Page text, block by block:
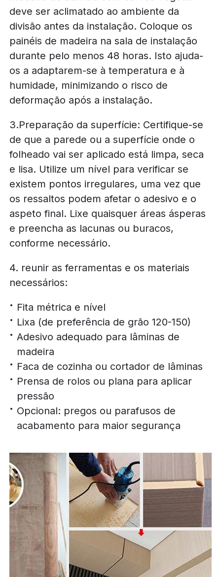
deve ser aclimatado ao ambiente da
divisão antes da instalação. Coloque os
painéis de madeira na sala de instalação
durante pelo menos 48 horas. Isto ajuda-
os a adaptarem-se à temperatura e à
humidade, minimizando o risco de
deformação após a instalação.
3.Preparação da superfície: Certifique-se
de que a parede ou a superfície onde o
folheado vai ser aplicado está limpa, seca
e lisa. Utilize um nível para verificar se
existem pontos irregulares, uma vez que
os ressaltos podem afetar o adesivo e o
aspeto final. Lixe quaisquer áreas ásperas
e preencha as lacunas ou buracos,
conforme necessário.
4. reunir as ferramentas e os materiais
necessários:
Fita métrica e nível
Lixa (de preferência de grão 120-150)
Adesivo adequado para lâminas de
madeira
Faca de cozinha ou cortador de lâminas
Prensa de rolos ou plana para aplicar
pressão
Opcional: pregos ou parafusos de
acabamento para maior segurança